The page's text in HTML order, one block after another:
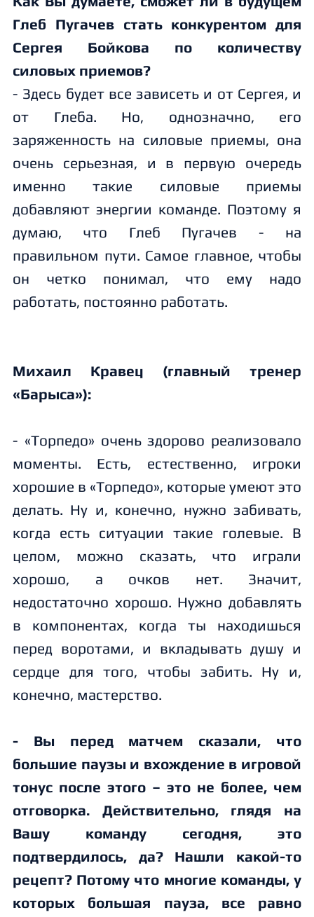
Глеб Пугачев стать конкурентом для
Сергея Бойкова по количеству
силовых приемов?
- Здесь будет все зависеть и от Сергея, и
от Глеба. Но, однозначно, его
заряженность на силовые приемы, она
очень серьезная, и в первую очередь
именно такие силовые приемы
добавляют энергии команде. Поэтому я
думаю, что Глеб Пугачев - на
правильном пути. Самое главное, чтобы
он четко понимал, что ему надо
работать, постоянно работать.
Михаил Кравец (главный тренер
«Барыса»):
- «Торпедо» очень здорово реализовало
моменты. Есть, естественно, игроки
хорошие в «Торпедо», которые умеют это
делать. Ну и, конечно, нужно забивать,
когда есть ситуации такие голевые. В
целом, можно сказать, что играли
хорошо, а очков нет. Значит,
недостаточно хорошо. Нужно добавлять
в компонентах, когда ты находишься
перед воротами, и вкладывать душу и
сердце для того, чтобы забить. Ну и,
конечно, мастерство.
- Вы перед матчем сказали, что
большие паузы и вхождение в игровой
тонус после этого – это не более, чем
отговорка. Действительно, глядя на
Вашу команду сегодня, это
подтвердилось, да? Нашли какой-то
рецепт? Потому что многие команды, у
которых большая пауза, все равно